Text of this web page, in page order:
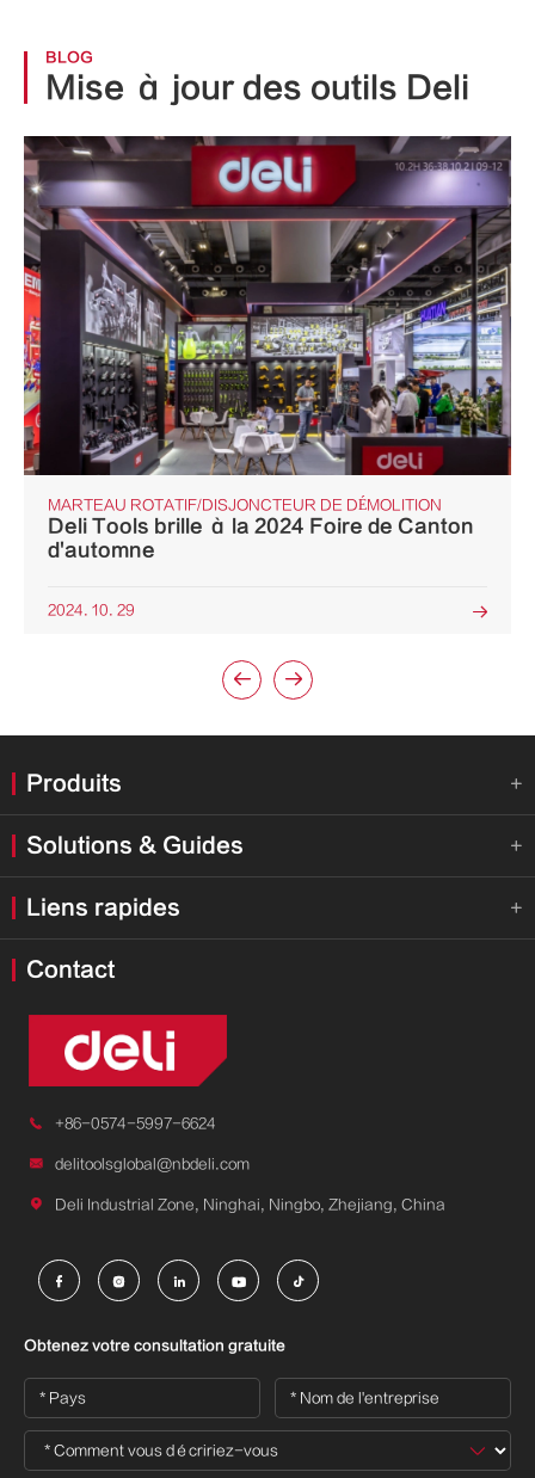
BLOG
Mise à jour des outils Deli
MARTEAU ROTATIF/DISJONCTEUR DE DÉMOLITION
Deli Tools brille à la 2024 Foire de Canton
d'automne
2024. 10. 29 
 
Produits 
Solutions & Guides 
Liens rapides 
Contact
 +86-0574-5997-6624
 delitoolsglobal@nbdeli.com
 Deli Industrial Zone, Ninghai, Ningbo, Zhejiang, China
    
Obtenez votre consultation gratuite